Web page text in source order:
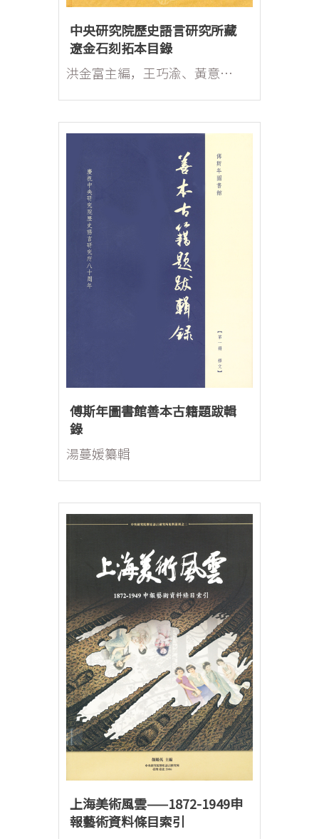
中央研究院歷史語言研究所藏
遼金石刻拓本目錄
洪金富主編，王巧渝、黃意靜、陳毓華、許正弘、趙琦助編
傅斯年圖書館善本古籍題跋輯
錄
湯蔓媛纂輯
上海美術風雲——1872-1949申
報藝術資料條目索引